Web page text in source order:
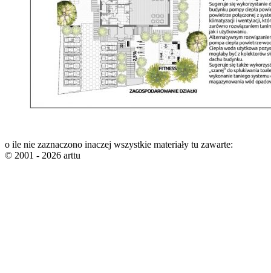
o ile nie zaznaczono inaczej wszystkie materiały tu zawarte:
© 2001 - 2026 arttu